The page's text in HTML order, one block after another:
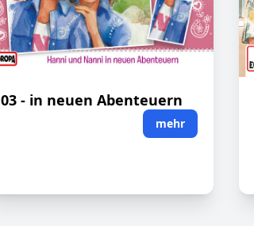
03 - in neuen Abenteuern
mehr